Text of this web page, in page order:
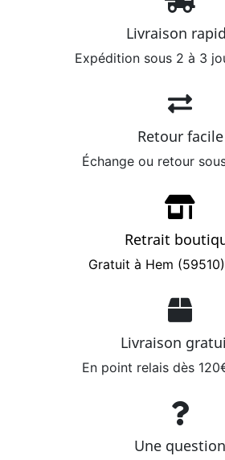
Livraison
Expédition sous 2 à 3
Retour facile
Échange ou retour
Retrait
Gratuit à Hem
Livraison
En point relais dès
Une question